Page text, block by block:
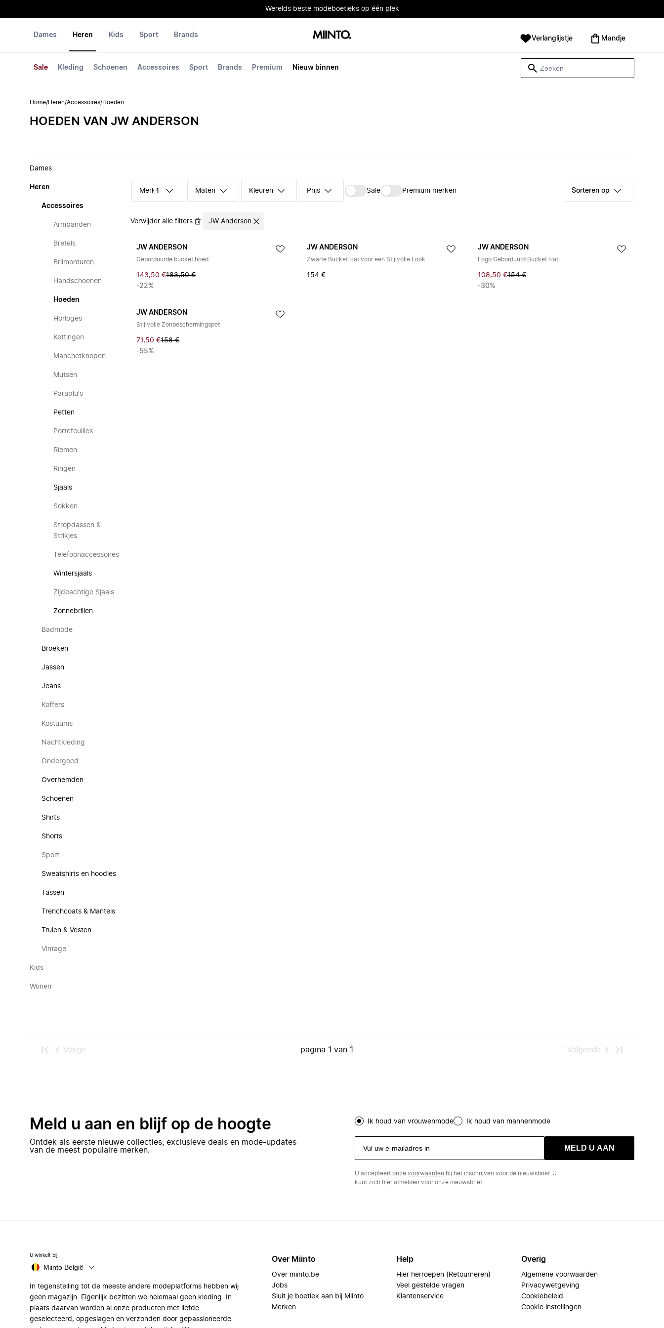
Werelds beste modeboetieks op één plek
Dames Heren
Sale Kleding Schoenen Accessoires Sport Brands Premium Nieuw binnen
Kids Sport Brands Verlanglijstje Mandje
Home/Heren/Accessoires/Hoeden
HOEDEN VAN JW ANDERSON
Dames
Heren
Accessoires
Armbanden
Bretels
Brilmonturen
Handschoenen
Hoeden
Horloges
Kettingen
Manchetknopen
Mutsen
Paraplu's
Petten
Portefeuilles
Riemen
Ringen
Sjaals
Sokken
Stropdassen &
Strikjes
Telefoonaccessoires
Wintersjaals
Zijdeachtige Sjaals
Zonnebrillen
Badmode
Broeken
Jassen
Jeans
Koffers
Kostuums
Nachtkleding
Ondergoed
Overhemden
Schoenen
Shirts
Shorts
Sport
Sweatshirts en hoodies
Tassen
Trenchcoats & Mantels
Truien & Vesten
Vintage
Kids
Wonen
Merk 1 Maten Kleuren Prijs Sale Premium merken Sorteren op
Verwijder alle filters JW Anderson
JW ANDERSON
Geborduurde bucket hoed
143,50 €183,50 €
-22%
JW ANDERSON
Zwarte Bucket Hat voor een Stijlvolle Look
154 €
JW ANDERSON
Logo Geborduurd Bucket Hat
108,50 €154 €
-30%
JW ANDERSON
Stijlvolle Zonbeschermingspet
71,50 €158 €
-55%
Vorige pagina 1 van 1 Volgende
Meld u aan en blijf op de hoogte
Ontdek als eerste nieuwe collecties, exclusieve deals en mode-updates
van de meest populaire merken.
Ik houd van vrouwenmode Ik houd van mannenmode
MELD U AAN
U accepteert onze voorwaarden bij het inschrijven voor de nieuwsbrief. U
kunt zich hierafmelden voor onze nieuwsbrief.
U winkelt bij
Miinto België
In tegenstelling tot de meeste andere modeplatforms hebben wij
geen magazijn. Eigenlijk bezitten we helemaal geen kleding. In
plaats daarvan worden al onze producten met liefde
geselecteerd, opgeslagen en verzonden door gepassioneerde
Over Miinto
Over miinto.be
Jobs
Sluit je boetiek aan bij Miinto
Merken
Help
Hier herroepen (Retourneren)
Veel gestelde vragen
Klantenservice
Overig
Algemene voorwaarden
Privacywetgeving
Cookiebeleid
Cookie instellingen